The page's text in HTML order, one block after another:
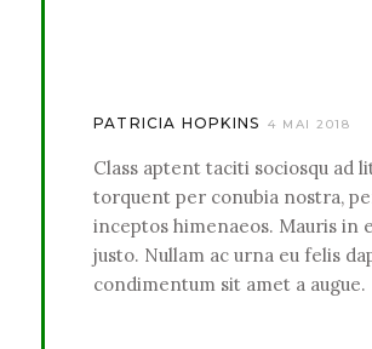
PATRICIA HOPKINS 4 MAI 2018
Class aptent taciti sociosqu ad
torquent per conubia nostra,
inceptos himenaeos. Mauris in
justo. Nullam ac urna eu felis
condimentum sit amet a augue.